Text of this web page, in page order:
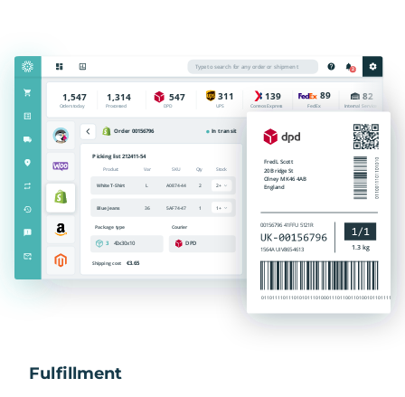
Fulfillment